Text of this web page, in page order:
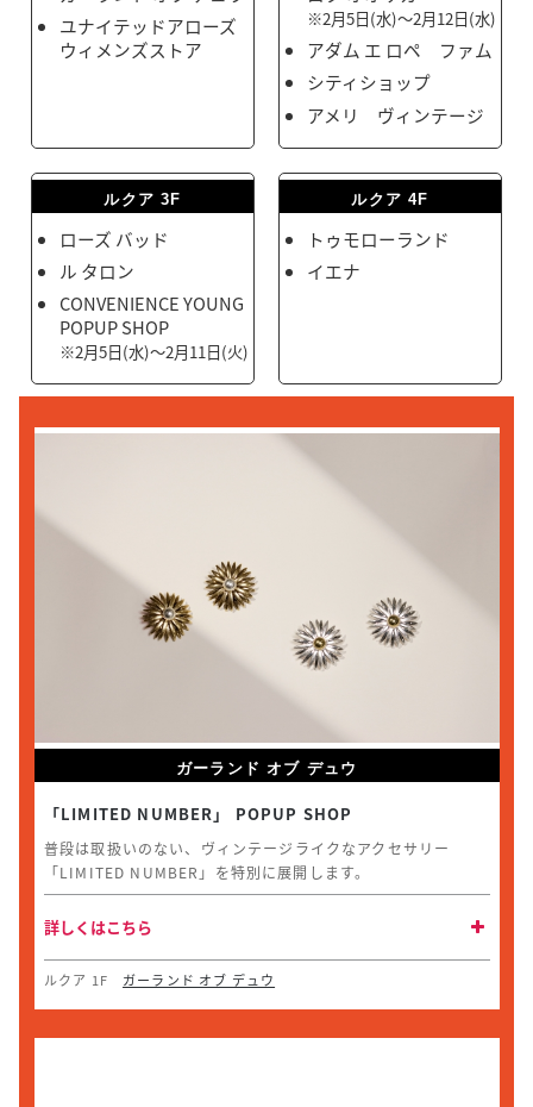
ユナイテッドアローズ
ウィメンズストア
※2月5日(水)～2月12日(水)
アダム エ ロペ ファム
シティショップ
アメリ ヴィンテージ
ルクア 3F
ローズ バッド
ル タロン
CONVENIENCE YOUNG
POPUP SHOP
※2月5日(水)〜2月11日(火)
ルクア 4F
トゥモローランド
イエナ
ガーランド オブ デュウ
「LIMITED NUMBER」 POPUP SHOP
普段は取扱いのない、ヴィンテージライクなアクセサリー
「LIMITED NUMBER」を特別に展開します。
詳しくはこちら
ルクア 1F ガーランド オブ デュウ